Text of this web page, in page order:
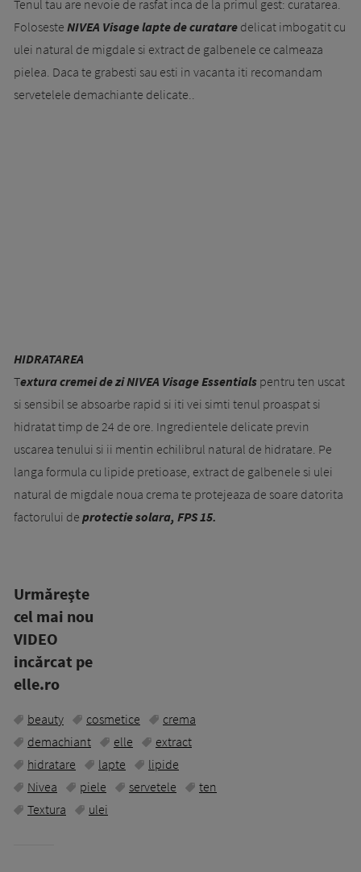
Tenul tau are nevoie de rasfat inca de la primul gest: curatarea.
Foloseste NIVEA Visage lapte de curatare delicat imbogatit cu
ulei natural de migdale si extract de galbenele ce calmeaza
pielea. Daca te grabesti sau esti in vacanta iti recomandam
servetelele demachiante delicate..
HIDRATAREA
Textura cremei de zi NIVEA Visage Essentials pentru ten uscat
si sensibil se absoarbe rapid si iti vei simti tenul proaspat si
hidratat timp de 24 de ore. Ingredientele delicate previn
uscarea tenului si ii mentin echilibrul natural de hidratare. Pe
langa formula cu lipide pretioase, extract de galbenele si ulei
natural de migdale noua crema te protejeaza de soare datorita
factorului de protectie solara, FPS 15.
Urmăreşte
cel mai nou
VIDEO
incărcat pe
elle.ro
beauty cosmetice
crema
demachiant
elle
extract
hidratare
lapte
lipide
Nivea
piele servetele
ten
Textura
ulei